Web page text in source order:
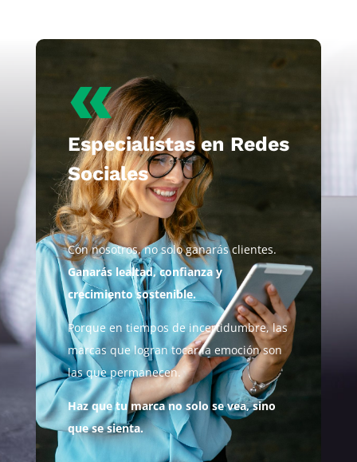
«
Especialistas en Redes
Sociales
Con nosotros, no solo ganarás clientes.
Ganarás lealtad, confianza y
crecimiento sostenible.
Porque en tiempos de incertidumbre, las
marcas que logran tocar la emoción son
las que permanecen.
Haz que tu marca no solo se vea, sino
que se sienta.